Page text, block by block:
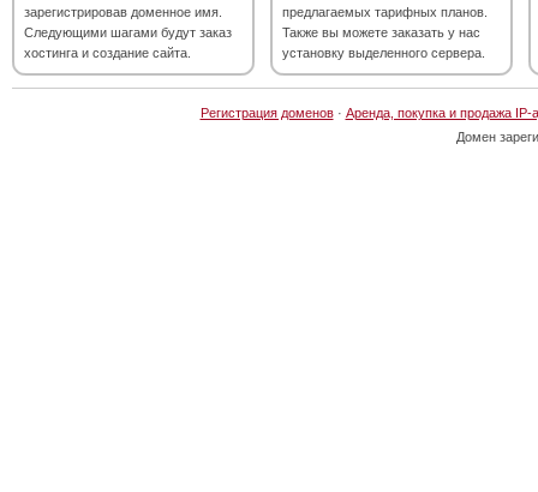
зарегистрировав доменное имя.
Следующими шагами будут заказ
хостинга и создание сайта.
предлагаемых тарифных планов.
Также вы можете заказать у нас
установку выделенного сервера.
Регистрация доменов· Аренда, покупка и продажа IP-
Домен